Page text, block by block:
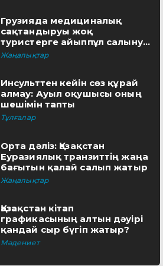
Грузияда медициналық
сақтандыруы жоқ
туристерге айыппұл салынуы
мүмкін
Жаңалықтар
Инсульттен кейін сөз құрай
алмау: Ауыл оқушысы оның
шешімін тапты
Тұлғалар
Орта дәліз: Қазақстан
Еуразиялық транзиттің жаңа
бағытын қалай салып жатыр
Жаңалықтар
Қазақстан кітап
графикасының алтын дәуірі
қандай сыр бүгіп жатыр?
Мәдениет